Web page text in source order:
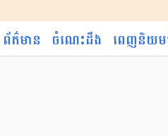
ព័ត៌មាន ចំណេះដឹង ពេញនិយ